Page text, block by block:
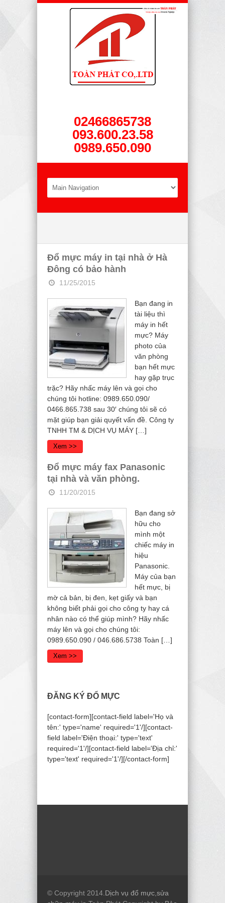
02466865738
093.600.23.58
0989.650.090
Đổ mực máy in tại nhà ở Hà
Đông có bảo hành
11/25/2015
Bạn đang in
tài liệu thì
máy in hết
mực? Máy
photo của
văn phòng
bạn hết mực
hay gặp trục
trặc? Hãy nhấc máy lên và gọi cho
chúng tôi hotline: 0989.650.090/
0466.865.738 sau 30′ chúng tôi sẽ có
mặt giúp bạn giải quyết vấn đề. Công ty
TNHH TM & DỊCH VỤ MÁY […]
Xem >>
Đổ mực máy fax Panasonic
tại nhà và văn phòng.
11/20/2015
Bạn đang sở
hữu cho
mình một
chiếc máy in
hiệu
Panasonic.
Máy của bạn
hết mực, bị
mờ cả bản, bị đen, kẹt giấy và bạn
không biết phải gọi cho công ty hay cá
nhân nào có thể giúp mình? Hãy nhấc
máy lên và gọi cho chúng tôi:
0989.650.090 / 046.686.5738 Toàn […]
Xem >>
ĐĂNG KÝ ĐỔ MỰC
[contact-form][contact-field label='Họ và
tên:' type='name' required='1'/][contact-
field label='Điện thoại:' type='text'
required='1'/][contact-field label='Địa chỉ:'
type='text' required='1'/][/contact-form]
© Copyright 2014. Dịch vụ đổ mực sửa